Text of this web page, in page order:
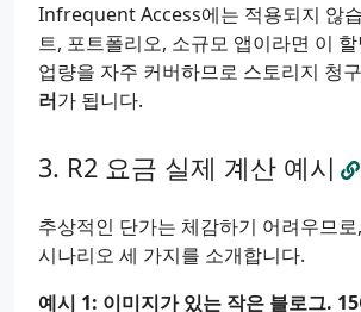
Infrequent Access에는 적용되지 않
트, 포트폴리오, 소규모 앱이라면 이
업량을 자주 커버하므로 스토리지 청
러가 됩니다.
R2 요금 실제 계산 예시
추상적인 단가는 체감하기 어려우므
시나리오 세 가지를 소개합니다.
예시 1: 이미지가 있는 작은 블로그.